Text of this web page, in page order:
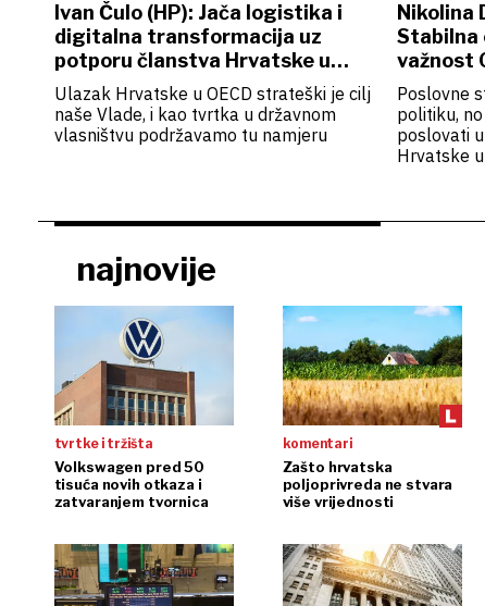
Ivan Čulo (HP): Jača logistika i
digitalna transformacija uz
potporu članstva Hrvatske u
OECD-u
Ulazak Hrvatske u OECD strateški je cilj
naše Vlade, i kao tvrtka u državnom
vlasništvu podržavamo tu namjeru
Nikolina
Stabilna
važnost
Poslovne
politiku,
poslovati
Hrvatske
najnovije
tvrtke i tržišta
Volkswagen pred 50
tisuća novih otkaza i
zatvaranjem tvornica
komentari
Zašto hrvatska
poljoprivreda ne stvara
više vrijednosti